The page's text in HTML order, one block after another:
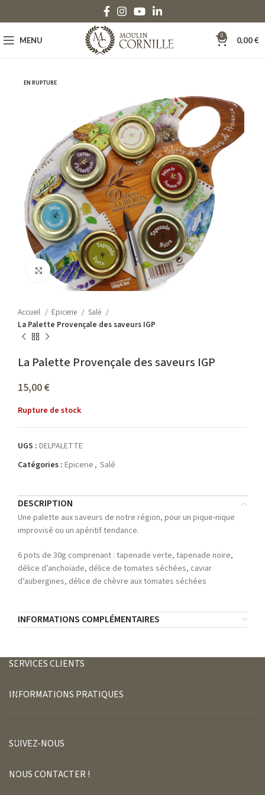
MENU 0 0,00€
EN RUPTURE
Agrandir
Accueil Epicerie
Salé
La Palette Provençale des saveurs IGP
La Palette Provençale des saveurs IGP
15,00€
Rupture de stock
UGS : DELPALETTE
Catégories : Epicerie, Salé
DESCRIPTION
Une palette aux saveurs de notre région, pour un pique-nique
improvisé ou un apéritif tendance.
6 pots de 30g comprenant : tapenade verte, tapenade noire,
délice d’anchoïade, délice de tomates séchées, caviar
d’aubergines, délice de chèvre aux tomates séchées
INFORMATIONS COMPLÉMENTAIRES
SERVICES CLIENTS
INFORMATIONS PRATIQUES
SUIVEZ-NOUS
NOUS CONTACTER !